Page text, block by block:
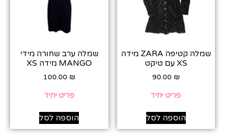
שמלה קטיפה ZARA מידה
XS עם טיקט
90.00 ₪
פריט יחיד
הוספה לסל
שמלה ערב שחורה מידי
MANGO מידה XS
100.00 ₪
פריט יחיד
הוספה לסל